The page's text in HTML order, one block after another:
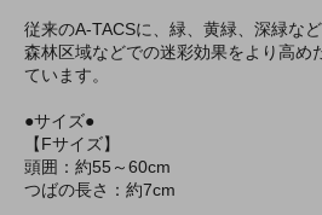
従来のA-TACSに、緑、黄緑、深緑な
森林区域などでの迷彩効果をより高め
ています。
●サイズ●
【Fサイズ】
頭囲：約55～60cm
つばの長さ：約7cm